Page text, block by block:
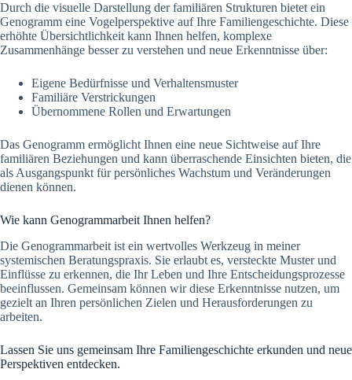
Durch die visuelle Darstellung der familiären Strukturen bietet ein
Genogramm eine Vogelperspektive auf Ihre Familiengeschichte. Diese
erhöhte Übersichtlichkeit kann Ihnen helfen, komplexe
Zusammenhänge besser zu verstehen und neue Erkenntnisse über:
Eigene Bedürfnisse und Verhaltensmuster
Familiäre Verstrickungen
Übernommene Rollen und Erwartungen
Das Genogramm ermöglicht Ihnen eine neue Sichtweise auf Ihre
familiären Beziehungen und kann überraschende Einsichten bieten, die
als Ausgangspunkt für persönliches Wachstum und Veränderungen
dienen können.
Wie kann Genogrammarbeit Ihnen helfen?
Die Genogrammarbeit ist ein wertvolles Werkzeug in meiner
systemischen Beratungspraxis. Sie erlaubt es, versteckte Muster und
Einflüsse zu erkennen, die Ihr Leben und Ihre Entscheidungsprozesse
beeinflussen. Gemeinsam können wir diese Erkenntnisse nutzen, um
gezielt an Ihren persönlichen Zielen und Herausforderungen zu
arbeiten.
Lassen Sie uns gemeinsam Ihre Familiengeschichte erkunden und neue
Perspektiven entdecken.